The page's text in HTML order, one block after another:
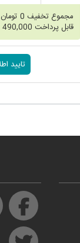
مجموع تخفیف 0 تومان
قابل پرداخت 490,000